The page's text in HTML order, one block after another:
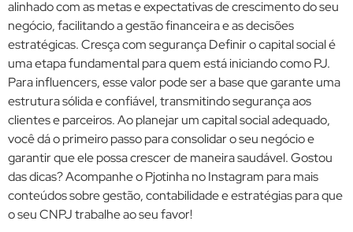
alinhado com as metas e expectativas de crescimento do seu
negócio, facilitando a gestão financeira e as decisões
estratégicas. Cresça com segurança Definir o capital social é
uma etapa fundamental para quem está iniciando como PJ.
Para influencers, esse valor pode ser a base que garante uma
estrutura sólida e confiável, transmitindo segurança aos
clientes e parceiros. Ao planejar um capital social adequado,
você dá o primeiro passo para consolidar o seu negócio e
garantir que ele possa crescer de maneira saudável. Gostou
das dicas? Acompanhe o Pjotinha no Instagram para mais
conteúdos sobre gestão, contabilidade e estratégias para que
o seu CNPJ trabalhe ao seu favor!